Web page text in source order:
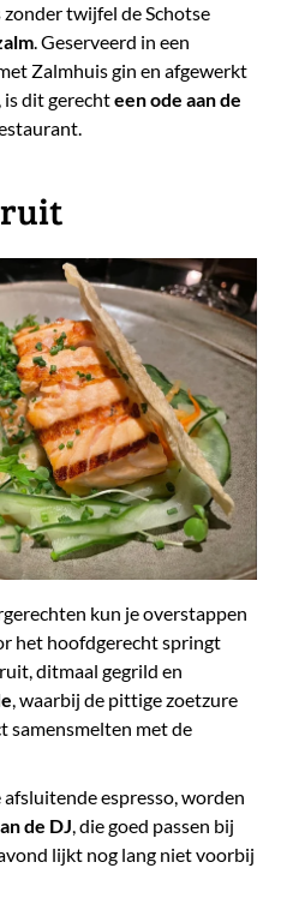
twijfel de Schotse
. Geserveerd in een
Zalmhuis gin en afgewerkt
is dit gerechteen ode aan de
kun je overstappen
het hoofdgerecht springt
ditmaal gegrild en
, waarbij de pittige zoetzure
samensmelten met de
espresso, worden
de DJ, die goed passen bij
lijkt nog lang niet voorbij